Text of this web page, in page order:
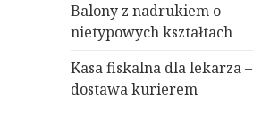
Balony z nadrukiem o
nietypowych kształtach
Kasa fiskalna dla lekarza –
dostawa kurierem